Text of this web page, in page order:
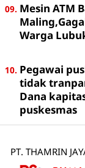
Mesin ATM
Warga
Pegawai
tidak
Dana
puskesmas
PT. THAMRIN